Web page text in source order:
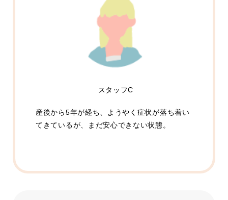
スタッフC
産後から5年が経ち、ようやく症状が落ち着い
てきているが、まだ安心できない状態。